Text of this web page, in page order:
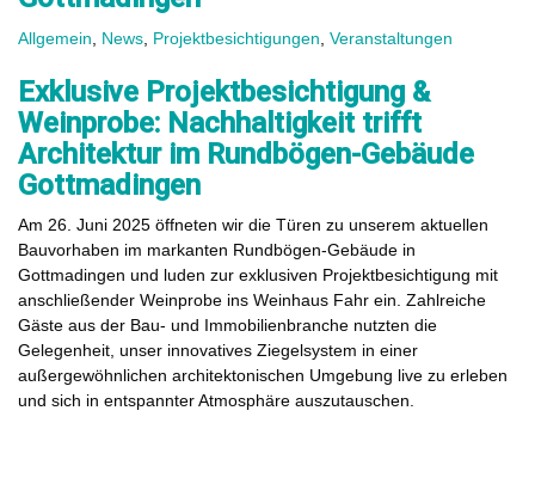
Allgemein News Projektbesichtigungen Veranstaltungen
Exklusive Projektbesichtigung &
Weinprobe: Nachhaltigkeit trifft
Architektur im Rundbögen-Gebäude
Gottmadingen
Am 26. Juni 2025 öffneten wir die Türen zu unserem aktuellen
Bauvorhaben im markanten Rundbögen-Gebäude in
Gottmadingen und luden zur exklusiven Projektbesichtigung mit
anschließender Weinprobe ins Weinhaus Fahr ein. Zahlreiche
Gäste aus der Bau- und Immobilienbranche nutzten die
Gelegenheit, unser innovatives Ziegelsystem in einer
außergewöhnlichen architektonischen Umgebung live zu erleben
und sich in entspannter Atmosphäre auszutauschen.